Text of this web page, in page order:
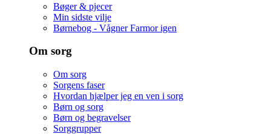
Bøger & pjecer
Min sidste vilje
Børnebog - Vågner Farmor igen
Om sorg
Om sorg
Sorgens faser
Hvordan hjælper jeg en ven i sorg
Børn og sorg
Børn og begravelser
Sorggrupper